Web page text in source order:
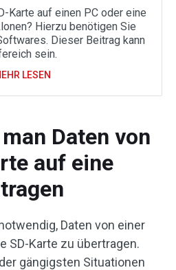
Karte auf einen PC oder eine
Hierzu benötigen Sie
Dieser Beitrag kann
sein.
LESEN
Daten von
auf eine
Daten von einer
SD-Karte zu übertragen.
gängigsten Situationen